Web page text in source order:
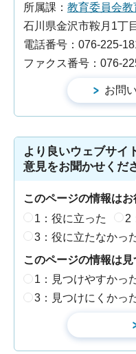
所属課： 教育委員会
石川県金沢市鞍月1丁
電話番号：076-225-
ファクス番号：076-
より良いウェブサイ
意見をお聞かせくだ
このページの情報は
1：役に立った
2
3：役に立たなかっ
このページの情報は
1：見つけやすかっ
3：見つけにくかっ